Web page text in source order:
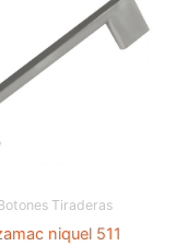
Tiraderas
niquel 511